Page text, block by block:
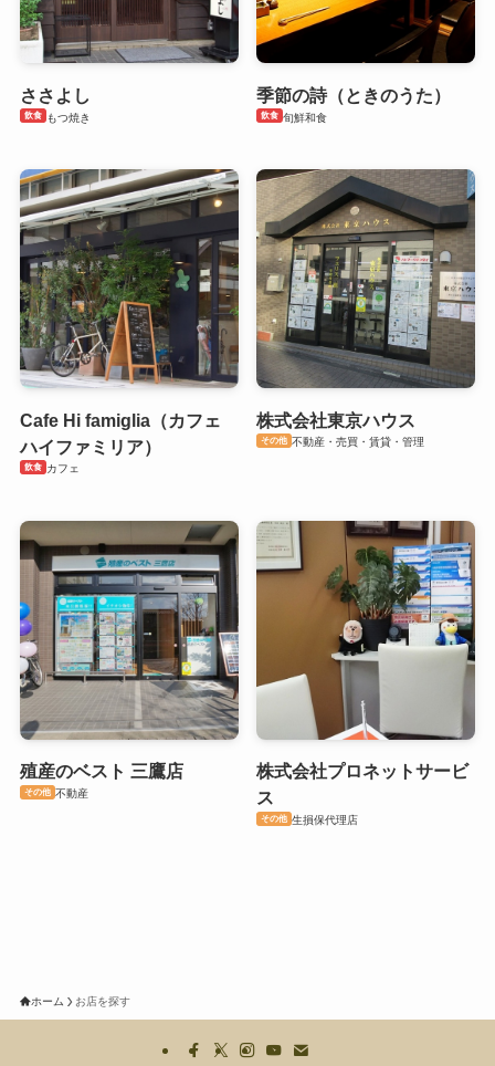
ささよし
飲食 もつ焼き
季節の詩（ときのうた）
飲食 旬鮮和食
Cafe Hi famiglia（カフェ
ハイファミリア）
飲食 カフェ
株式会社東京ハウス
その他 不動産・売買・賃貸・管理
殖産のベスト 三鷹店
その他 不動産
株式会社プロネットサービ
ス
その他 生損保代理店
ホーム お店を探す